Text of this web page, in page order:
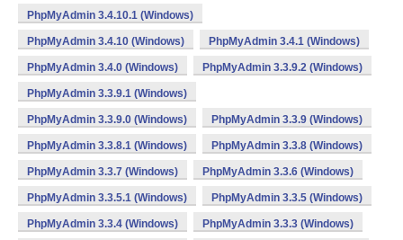
PhpMyAdmin 3.4.10.1 (Windows)
PhpMyAdmin 3.4.10 (Windows) PhpMyAdmin 3.4.1 (Windows)
PhpMyAdmin 3.4.0 (Windows) PhpMyAdmin 3.3.9.2 (Windows)
PhpMyAdmin 3.3.9.1 (Windows)
PhpMyAdmin 3.3.9.0 (Windows) PhpMyAdmin 3.3.9 (Windows)
PhpMyAdmin 3.3.8.1 (Windows) PhpMyAdmin 3.3.8 (Windows)
PhpMyAdmin 3.3.7 (Windows) PhpMyAdmin 3.3.6 (Windows)
PhpMyAdmin 3.3.5.1 (Windows) PhpMyAdmin 3.3.5 (Windows)
PhpMyAdmin 3.3.4 (Windows) PhpMyAdmin 3.3.3 (Windows)